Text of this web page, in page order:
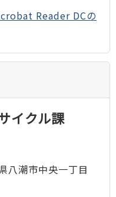
Reader DCの
イクル課
潮市中央一丁目